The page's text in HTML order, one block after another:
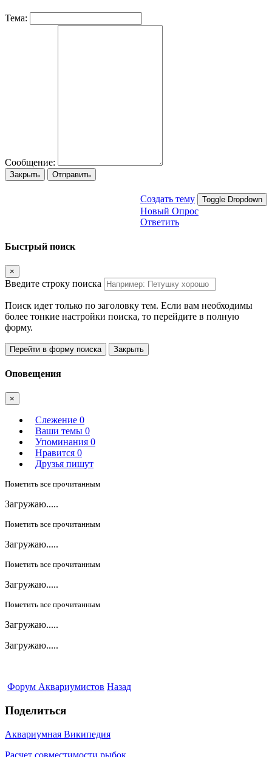
Тема:
Сообщение:
Закрыть Отправить
Создать тему Toggle Dropdown
Новый Опрос
Ответить
Быстрый поиск
×
Введите строку поиска
Поиск идет только по заголовку тем. Если вам необходимы
более тонкие настройки поиска, то перейдите в полную
форму.
Перейти в форму поиска Закрыть
Оповещения
×
Слежение 0
Ваши темы 0
Упоминания 0
Нравится 0
Друзья пишут
Пометить все прочитанным
Загружаю.....
Пометить все прочитанным
Загружаю.....
Пометить все прочитанным
Загружаю.....
Пометить все прочитанным
Загружаю.....
Загружаю.....
Форум Аквариумистов Назад
Поделиться
Аквариумная Википедия
Расчет совместимости рыбок